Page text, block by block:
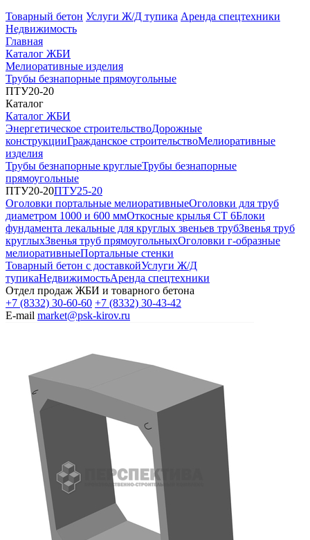
Товарный бетон Услуги Ж/Д тупика Аренда спецтехники
Недвижимость
Главная
Каталог ЖБИ
Мелиоративные изделия
Трубы безнапорные прямоугольные
ПТУ20-20
Каталог
Каталог ЖБИ
Энергетическое строительствоДорожные
конструкцииГражданское строительствоМелиоративные
изделия
Трубы безнапорные круглыеТрубы безнапорные
прямоугольные
ПТУ20-20ПТУ25-20
Оголовки портальные мелиоративныеОголовки для труб
диаметром 1000 и 600 ммОткосные крылья СТ 6Блоки
фундамента лекальные для круглых звеньев трубЗвенья труб
круглыхЗвенья труб прямоугольныхОголовки г-образные
мелиоративныеПортальные стенки
Товарный бетон с доставкойУслуги Ж/Д
тупикаНедвижимостьАренда спецтехники
Отдел продаж ЖБИ и товарного бетона
+7 (8332) 30-60-60 +7 (8332) 30-43-42
E-mail market@psk-kirov.ru